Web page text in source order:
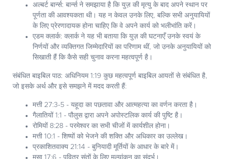
अल्बर्ट बार्न्स: बार्न्स ने समझाया है कि युज़ की मृत्यु के बाद अपने स्थान पर
पूर्णता की आवश्यकता थी। यह न केवल उनके लिए, बल्कि सभी अनुयायियों
के लिए प्रेरणादायक होना चाहिए कि वे अपने कार्य को भलीभांति करें।
एडम क्लार्क: क्लार्क ने यह भी बताया कि युज़ की घटनाएँ उनके स्वयं के
निर्णयों और व्यक्तिगत जिम्मेदारियों का परिणाम थीं, जो उनके अनुयायियों को
सिखाती हैं कि कैसे सही चुनाव करना महत्वपूर्ण है।
संबंधित बाइबिल पाठ: अधिनियम 1:19 कुछ महत्वपूर्ण बाइबिल आयतों से संबंधित है,
जो इसके अर्थ और इसे समझने में मदद करती हैं:
मत्ती 27:3-5 - यहूदा का पछतावा और आत्महत्या का वर्णन करता है।
गैलातियों 1:1 - पौलुस द्वारा अपने अपोस्टलिक कार्य की पुष्टि है।
रोमियों 8:28 - परमेश्वर का सभी चीजों में कार्यशील होना।
मत्ती 10:1 - शिष्यों को भेजने की शक्ति और अधिकार का उल्लेख।
प्रकाशितवाक्य 21:14 - बुनियादी मूर्तियों के आधार के बारे में।
मूसा 17:6 - पवित्र संतों के लिए मूल्यांकन का संदर्भ।